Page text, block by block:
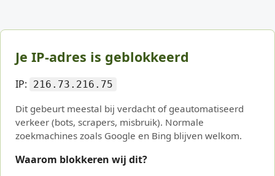
Je IP-adres is geblokkeerd
IP: 216.73.216.75
Dit gebeurt meestal bij verdacht of geautomatiseerd
verkeer (bots, scrapers, misbruik). Normale
zoekmachines zoals Google en Bing blijven welkom.
Waarom blokkeren wij dit?